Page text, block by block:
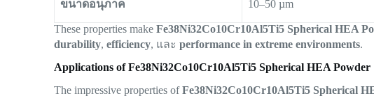
ขนาดอนุภาค 10–50 µm
These properties makeFe38Ni32Co10Cr10Al5Ti5 Spherical HEA
durability,efficiency, และperformance in extreme environments.
Applications of Fe38Ni32Co10Cr10Al5Ti5 Spherical HEA Powder
The impressive properties ofFe38Ni32Co10Cr10Al5Ti5 Spherical